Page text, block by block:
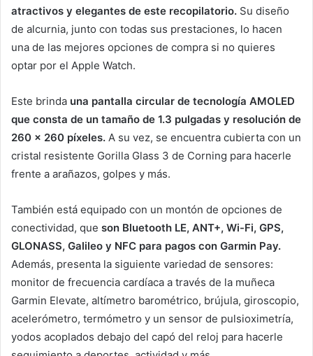
atractivos y elegantes de este recopilatorio. Su diseño
de alcurnia, junto con todas sus prestaciones, lo hacen
una de las mejores opciones de compra si no quieres
optar por el Apple Watch.
Este brinda una pantalla circular de tecnología AMOLED
que consta de un tamaño de 1.3 pulgadas y resolución de
260 x 260 píxeles. A su vez, se encuentra cubierta con un
cristal resistente Gorilla Glass 3 de Corning para hacerle
frente a arañazos, golpes y más.
También está equipado con un montón de opciones de
conectividad, que son Bluetooth LE, ANT+, Wi-Fi, GPS,
GLONASS, Galileo y NFC para pagos con Garmin Pay.
Además, presenta la siguiente variedad de sensores:
monitor de frecuencia cardíaca a través de la muñeca
Garmin Elevate, altímetro barométrico, brújula, giroscopio,
acelerómetro, termómetro y un sensor de pulsioximetría,
yodos acoplados debajo del capó del reloj para hacerle